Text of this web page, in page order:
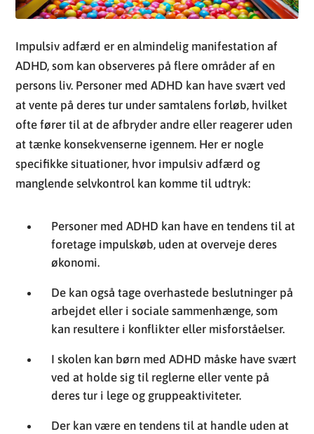
Impulsiv adfærd er en almindelig manifestation af
ADHD, som kan observeres på flere områder af en
persons liv. Personer med ADHD kan have svært ved
at vente på deres tur under samtalens forløb, hvilket
ofte fører til at de afbryder andre eller reagerer uden
at tænke konsekvenserne igennem. Her er nogle
specifikke situationer, hvor impulsiv adfærd og
manglende selvkontrol kan komme til udtryk:
Personer med ADHD kan have en tendens til at
foretage impulskøb, uden at overveje deres
økonomi.
De kan også tage overhastede beslutninger på
arbejdet eller i sociale sammenhænge, som
kan resultere i konflikter eller misforståelser.
I skolen kan børn med ADHD måske have svært
ved at holde sig til reglerne eller vente på
deres tur i lege og gruppeaktiviteter.
Der kan være en tendens til at handle uden at